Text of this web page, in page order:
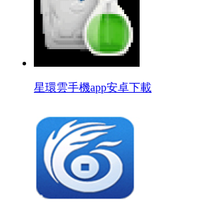
星環雲手機app安卓下載